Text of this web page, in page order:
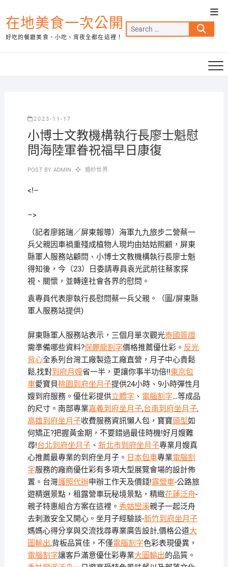
to
content
在地美食一次公開
好吃的餐廳美食、小吃、宵夜全都在這裡！
Search
…
2023-11-17
小博士文教機構執行長廖士魁慰
問海陸軍眷祝福早日康復
POST BY ADMIN 婚紗世界
<!–
–>
（記者廖銘瑞／屏東報導）海軍九九旅步二營蔡一
兵父親因車禍重殘成植物人現均由姑姑照顧，屏東
縣軍人服務站顧問、小博士文教機構執行長廖士魁
得知後，今（23）日委請專員袁光武前往蔡家探
視、關懷，並轉達社會各界的慰問。
袁專員代表廖執行長慰問蔡一兵父親。（圖/屏東縣
軍人服務站提供)
屏東縣軍人服務站表示，三個月單次觀光泰國簽證
需準備哪些資料?保麗龍割字價格推薦優仕彩。 反光
背心全系列台灣工廠製造工廠直營，月子中心貴鬆
鬆,找對到府月嫂省一半，更讓你事半功倍!!東京包
車愛寶貝桃園到府坐月子提供24小時、9小時彈性月
嫂到府服務。優仕彩提供立體字 、 電腦割字…等成品
的尺寸。南部專業嘉義到府坐月子,台南到府坐月子,
高雄到府坐月子收費服務資訊懶人包，寶寶頭型如
何矯正?把握黃金期，不要錯過最佳時機!好月嫂難
尋!台北到府坐月子、 新北市到府坐月子專業月嫂真
心推薦最專業的到府坐月子。 日本包車專業電腦割
字服務的廠商優仕彩有多項大型展覽會場的設計佈
置。台灣護照代辦申辦工作天及價錢!露營車-公路旅
遊精選景點，租露營車玩秘境景點，精緻花蓮泛舟-
親子特惠組合方案在這裡。 秀姑巒溪親子一起泛舟
去​刺激安全又開心。坐月子經驗談-新竹到府坐月子
媽媽心得分享與交流找尋專業廣告設計,價格公道大
圖輸出,背板品質佳，不僅電腦割字色彩表現優異，
電腦割字讓客戶滿意優仕彩專業大圖輸出的品質。